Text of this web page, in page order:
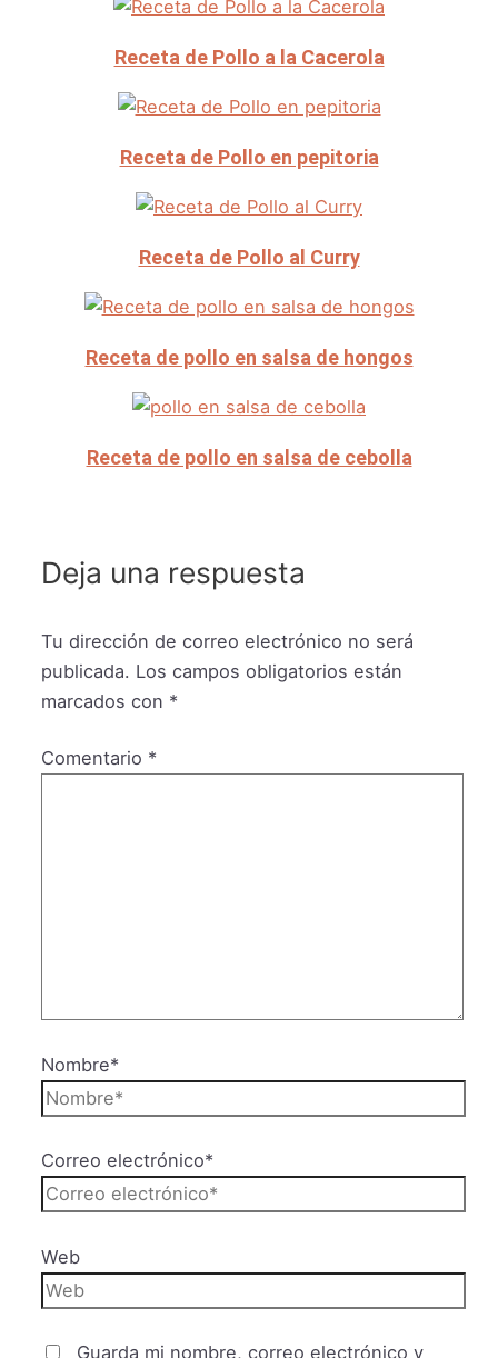
Receta de Pollo a la Cacerola
Receta de Pollo en pepitoria
Receta de Pollo al Curry
Receta de pollo en salsa de hongos
Receta de pollo en salsa de cebolla
Deja una respuesta
Tu dirección de correo electrónico no será
publicada. Los campos obligatorios están
marcados con *
Comentario *
Nombre*
Correo electrónico*
Web
Guarda mi nombre, correo electrónico y